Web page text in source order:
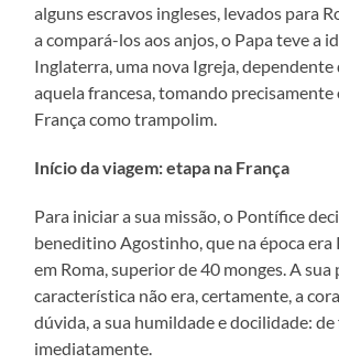
alguns escravos ingleses, levados para
a compará-los aos anjos, o Papa teve a
Inglaterra, uma nova Igreja, dependente
aquela francesa, tomando precisamente
França como trampolim.
Início da viagem: etapa na França
Para iniciar a sua missão, o Pontífice
beneditino Agostinho, que na época era
em Roma, superior de 40 monges. A sua
característica não era, certamente, a
dúvida, a sua humildade e docilidade: de
imediatamente.